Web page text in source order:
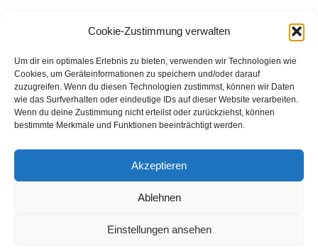
Cookie-Zustimmung verwalten
Um dir ein optimales Erlebnis zu bieten, verwenden wir Technologien wie
Cookies, um Geräteinformationen zu speichern und/oder darauf
zuzugreifen. Wenn du diesen Technologien zustimmst, können wir Daten
wie das Surfverhalten oder eindeutige IDs auf dieser Website verarbeiten.
Wenn du deine Zustimmung nicht erteilst oder zurückziehst, können
bestimmte Merkmale und Funktionen beeinträchtigt werden.
Akzeptieren
Ablehnen
Einstellungen ansehen
WEINGUT SHOP FEWOS